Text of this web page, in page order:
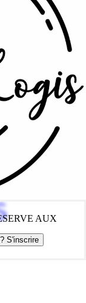
AUX
S'inscrire